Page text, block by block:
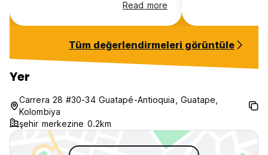
Read more
Tüm değerlendirmeleri görüntüle
Yer
Carrera 28 #30-34 Guatapé-Antioquia, Guatape,
Kolombiya
şehir merkezine 0.2km